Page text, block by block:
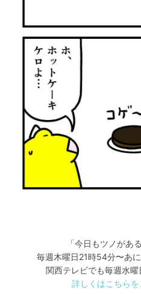
「今日もツノがあ
毎週木曜日21時54分〜あ
関西テレビでも毎週水
詳しくはこちらを